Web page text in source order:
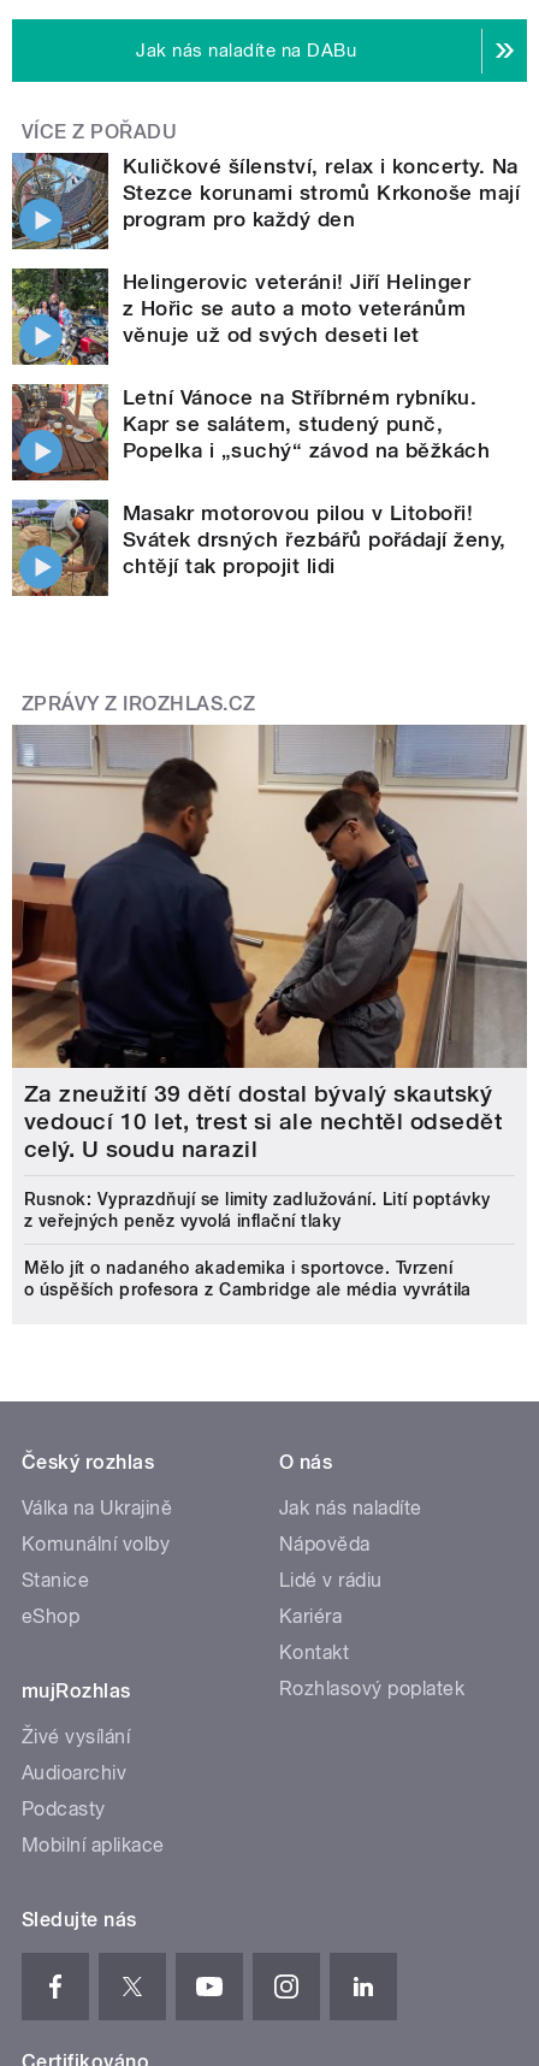
Jak nás naladíte na DABu
VÍCE Z POŘADU
Kuličkové šílenství, relax i koncerty. Na
Stezce korunami stromů Krkonoše mají
program pro každý den
Helingerovic veteráni! Jiří Helinger
z Hořic se auto a moto veteránům
věnuje už od svých deseti let
Letní Vánoce na Stříbrném rybníku.
Kapr se salátem, studený punč,
Popelka i „suchý“ závod na běžkách
Masakr motorovou pilou v Litoboři!
Svátek drsných řezbářů pořádají ženy,
chtějí tak propojit lidi
ZPRÁVY Z IROZHLAS.CZ
Za zneužití 39 dětí dostal bývalý skautský
vedoucí 10 let, trest si ale nechtěl odsedět
celý. U soudu narazil
Rusnok: Vyprazdňují se limity zadlužování. Lití poptávky
z veřejných peněz vyvolá inflační tlaky
Mělo jít o nadaného akademika i sportovce. Tvrzení
o úspěších profesora z Cambridge ale média vyvrátila
Český rozhlas
Válka na Ukrajině
Komunální volby
Stanice
eShop
mujRozhlas
Živé vysílání
Audioarchiv
Podcasty
Mobilní aplikace
O nás
Jak nás naladíte
Nápověda
Lidé v rádiu
Kariéra
Kontakt
Rozhlasový poplatek
Sledujte nás